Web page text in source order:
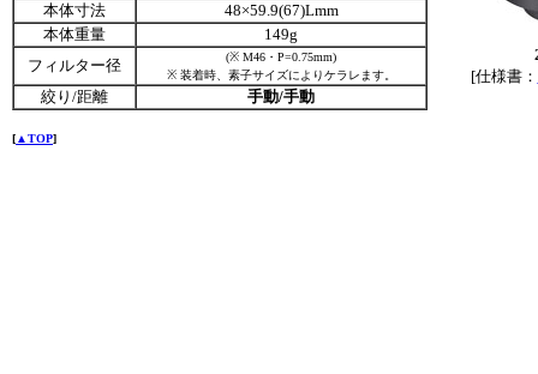
本体寸法
48×59.9(67)Lmm
本体重量
149g
フィルター径
(※ M46・P=0.75mm)
※ 装着時、素子サイズによりケラレます。
絞り/距離 手動/手動
[仕様書：
[▲TOP]